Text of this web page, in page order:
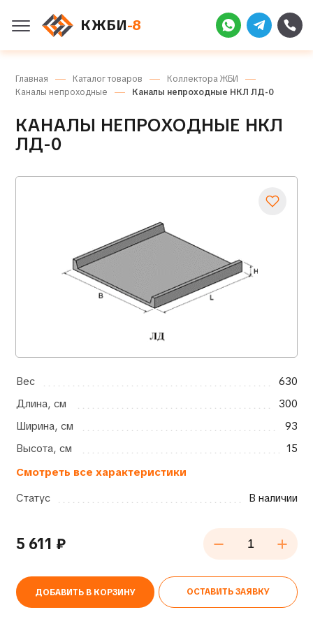
КЖБИ-8
Главная Каталог товаров
Коллектора ЖБИ
Каналы непроходные
Каналы непроходные НКЛ ЛД-0
КАНАЛЫ НЕПРОХОДНЫЕ НКЛ
ЛД-0
Вес
630
Длина, см
300
Ширина, см
93
Высота, см
15
Смотреть все характеристики
Статус
В наличии
5 611 ₽
ДОБАВИТЬ В КОРЗИНУ ОСТАВИТЬ ЗАЯВКУ